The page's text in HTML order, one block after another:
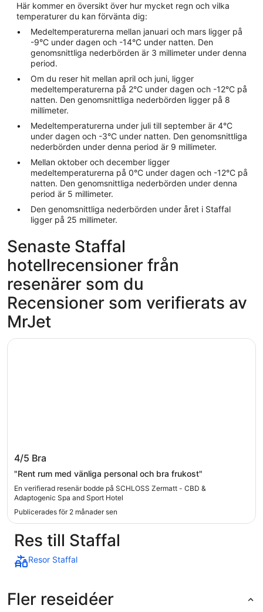
Här kommer en översikt över hur mycket regn och vilka
temperaturer du kan förvänta dig:
Medeltemperaturerna mellan januari och mars ligger på
-9°C under dagen och -14°C under natten. Den
genomsnittliga nederbörden är 3 millimeter under denna
period.
Om du reser hit mellan april och juni, ligger
medeltemperaturerna på 2°C under dagen och -12°C på
natten. Den genomsnittliga nederbörden ligger på 8
millimeter.
Medeltemperaturerna under juli till september är 4°C
under dagen och -3°C under natten. Den genomsnittliga
nederbörden under denna period är 9 millimeter.
Mellan oktober och december ligger
medeltemperaturerna på 0°C under dagen och -12°C på
natten. Den genomsnittliga nederbörden under denna
period är 5 millimeter.
Den genomsnittliga nederbörden under året i Staffal
ligger på 25 millimeter.
Senaste Staffal
hotellrecensioner från
resenärer som du
Recensioner som verifierats av
MrJet
and Sport Hotel
4/5 Bra
"Rent rum med vänliga personal och bra frukost"
En verifierad resenär bodde på SCHLOSS Zermatt - CBD &
Adaptogenic Spa and Sport Hotel
Publicerades för 2 månader sen
SCHLOSS Zermatt - CBD & Adaptogenic Spa and Sport
Res till Staffal
Resor Staffal
Fler reseidéer